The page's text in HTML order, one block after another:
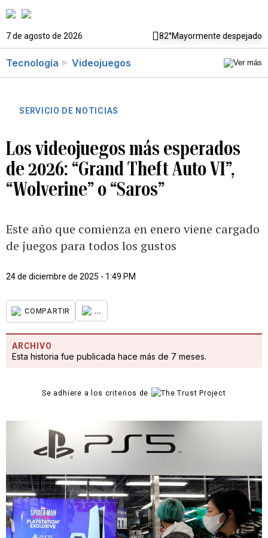
7 de agosto de 2026 82°Mayormente despejado
Tecnología Videojuegos
SERVICIO DE NOTICIAS
Los videojuegos más esperados
de 2026: “Grand Theft Auto VI”,
“Wolverine” o “Saros”
Este año que comienza en enero viene cargado
de juegos para todos los gustos
24 de diciembre de 2025 - 1:49 PM
COMPARTIR ...
ARCHIVO
Esta historia fue publicada hace más de 7 meses.
Se adhiere a los criterios de